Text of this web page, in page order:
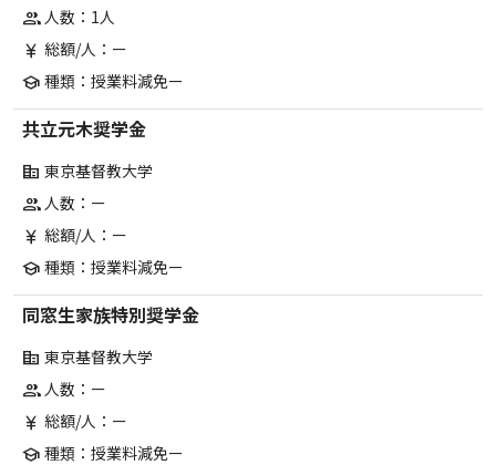
group人数：1人
currency_yen 総額/人：ー
school 種類：授業料減免ー
共立元木奨学金
corporate_fare 東京基督教大学
group人数：ー
currency_yen 総額/人：ー
school 種類：授業料減免ー
同窓生家族特別奨学金
corporate_fare 東京基督教大学
group人数：ー
currency_yen 総額/人：ー
school 種類：授業料減免ー